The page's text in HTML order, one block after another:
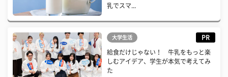
乳でスマ...
大学生活 PR
給食だけじゃない！ 牛乳をもっと楽
しむアイデア、学生が本気で考えてみ
た